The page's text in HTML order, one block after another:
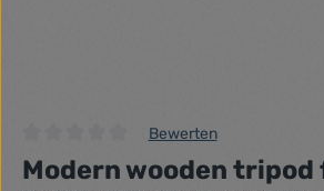
Durchschnittliche Bewertung von 0 von 5
Bewerten
Modern wooden tripod